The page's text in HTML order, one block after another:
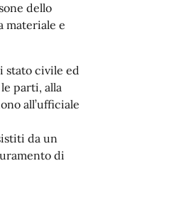
dello
materiale e
stato civile ed
parti, alla
all’ufficiale
da un
di